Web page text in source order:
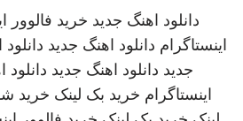
دانلود اهنگ جدید خرید فالوور
اینستاگرام دانلود اهنگ جدید
جدید دانلود اهنگ جدید دانلود
اینستاگرام خرید بک لینک خرید